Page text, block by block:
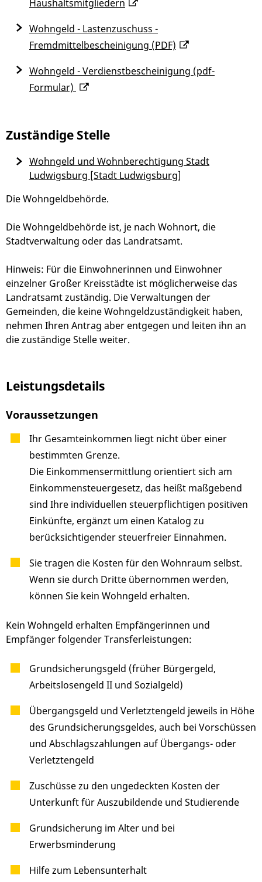
Haushaltsmitgliedern
Wohngeld - Lastenzuschuss -
Fremdmittelbescheinigung (PDF)
Wohngeld - Verdienstbescheinigung (pdf-
Formular)
Zuständige Stelle
Die Wohngeldbehörde.
Die Wohngeldbehörde ist, je nach Wohnort, die
Stadtverwaltung oder das Landratsamt.
Hinweis: Für die Einwohnerinnen und Einwohner
einzelner Großer Kreisstädte ist möglicherweise das
Landratsamt zuständig. Die Verwaltungen der
Gemeinden, die keine Wohngeldzuständigkeit haben,
nehmen Ihren Antrag aber entgegen und leiten ihn an
die zuständige Stelle weiter.
Wohngeld und Wohnberechtigung Stadt
Ludwigsburg [Stadt Ludwigsburg]
Leistungsdetails
Voraussetzungen
Ihr Gesamteinkommen liegt nicht über einer
bestimmten Grenze.
Die Einkommensermittlung orientiert sich am
Einkommensteuergesetz, das heißt maßgebend
sind Ihre individuellen steuerpflichtigen positiven
Einkünfte, ergänzt um einen Katalog zu
berücksichtigender steuerfreier Einnahmen.
Sie tragen die Kosten für den Wohnraum selbst.
Wenn sie durch Dritte übernommen werden,
können Sie kein Wohngeld erhalten.
Kein Wohngeld erhalten Empfängerinnen und
Empfänger folgender Transferleistungen:
Grundsicherungsgeld (früher Bürgergeld,
Arbeitslosengeld II und Sozialgeld)
Übergangsgeld und Verletztengeld jeweils in Höhe
des Grundsicherungsgeldes, auch bei Vorschüssen
und Abschlagszahlungen auf Übergangs- oder
Verletztengeld
Zuschüsse zu den ungedeckten Kosten der
Unterkunft für Auszubildende und Studierende
Grundsicherung im Alter und bei
Erwerbsminderung
Hilfe zum Lebensunterhalt